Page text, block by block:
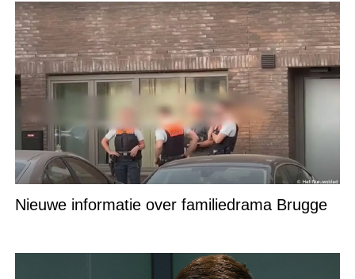
Nieuwe informatie over familiedrama Brugge